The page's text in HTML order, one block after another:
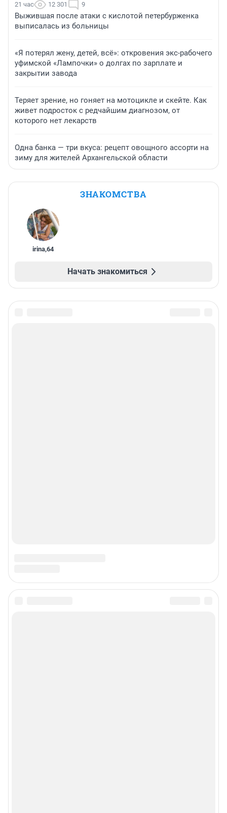
21 час 12 301 9
Выжившая после атаки с кислотой петербурженка
выписалась из больницы
«Я потерял жену, детей, всё»: откровения экс-рабочего
уфимской «Лампочки» о долгах по зарплате и
закрытии завода
Теряет зрение, но гоняет на мотоцикле и скейте. Как
живет подросток с редчайшим диагнозом, от
которого нет лекарств
Одна банка — три вкуса: рецепт овощного ассорти на
зиму для жителей Архангельской области
ЗНАКОМСТВА
irina,64
Начать знакомиться